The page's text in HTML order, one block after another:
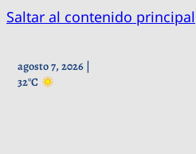
Saltar al contenido principal
agosto 7, 2026 |
32°C